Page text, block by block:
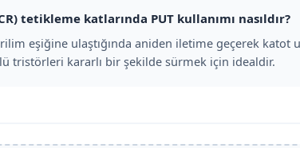
tetikleme katlarında PUT kullanımı nasıldır?
eşiğine ulaştığında aniden iletime geçerek
tristörleri kararlı bir şekilde sürmek için idealdir.